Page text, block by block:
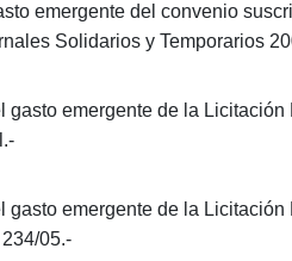
emergente del convenio
Solidarios y Temporarios
emergente de la
emergente de la
05.-